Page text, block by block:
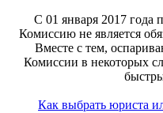
С 01 января 2017 года
Комиссию не является
Вместе с тем,
Комиссии в некоторых
Как выбрать юриста